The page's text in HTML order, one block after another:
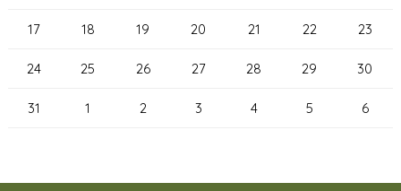
17 18 19 20 21 22 23
24 25 26 27 28 29 30
31 1 2 3 4 5 6